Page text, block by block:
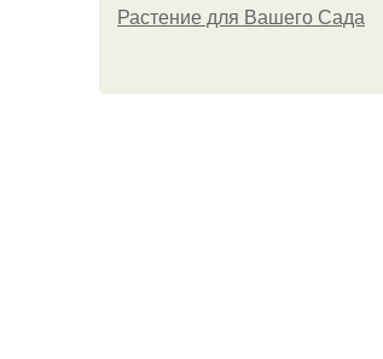
Растение для Вашего Сада